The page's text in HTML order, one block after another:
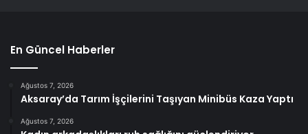
En Güncel Haberler
Ağustos 7, 2026
Aksaray’da Tarım İşçilerini Taşıyan Minibüs Kaza Yaptı
Ağustos 7, 2026